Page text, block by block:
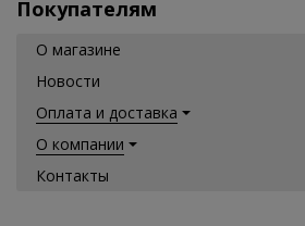
Покупателям
О магазине
Новости
Оплата и доставка
О компании
Контакты